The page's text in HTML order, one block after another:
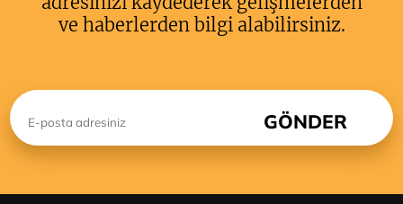
ve haberlerden bilgi alabilirsiniz.